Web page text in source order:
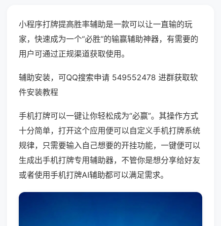
小程序打牌提高胜率辅助是一款可以让一直输的玩
家，快速成为一个“必胜”的输赢辅助神器，有需要的
用户可通过正规渠道获取使用。
辅助安装，可QQ搜索申请 549552478 进群获取软
件安装教程
手机打牌可以一键让你轻松成为“必赢”。其操作方式
十分简单，打开这个应用便可以自定义手机打牌系统
规律，只需要输入自己想要的开挂功能，一键便可以
生成出手机打牌专用辅助器，不管你是想分享给好友
或者使用手机打牌AI辅助都可以满足需求。